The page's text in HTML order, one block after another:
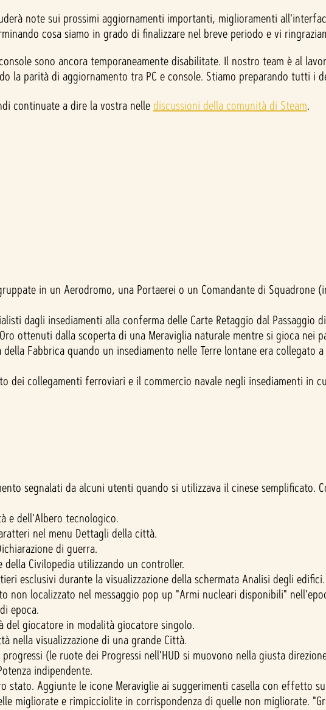
note sui prossimi aggiornamenti importanti, miglioramenti
cosa siamo in grado di finalizzare nel breve periodo e vi
sono ancora temporaneamente disabilitate. Il nostro team è al
la parità di aggiornamento tra PC e console. Stiamo preparando tutti i
continuate a dire la vostra nellediscussioni della comunità di Steam.
in un Aerodromo, una Portaerei o un Comandante di Squadrone
dagli insediamenti alla conferma delle Carte Retaggio dal Passaggio
ottenuti dalla scoperta di una Meraviglia naturale mentre si gioca nei
Fabbrica quando un insediamento nelle Terre lontane era collegato
dei collegamenti ferroviari e il commercio navale negli insediamenti in
segnalati da alcuni utenti quando si utilizzava il cinese semplificato.
e dell'Albero tecnologico.
nel menu Dettagli della città.
di guerra.
Civilopedia utilizzando un controller.
esclusivi durante la visualizzazione della schermata Analisi degli edifici.
non localizzato nel messaggio pop up "Armi nucleari disponibili"
epoca.
giocatore in modalità giocatore singolo.
nella visualizzazione di una grande Città.
(le ruote dei Progressi nell'HUD si muovono nella giusta
indipendente.
stato. Aggiunte le icone Meraviglie ai suggerimenti casella con effetto
migliorate e rimpicciolite in corrispondenza di quelle non migliorate.